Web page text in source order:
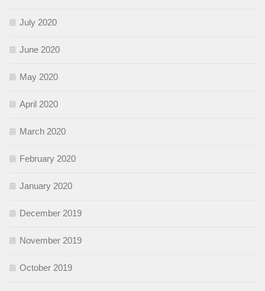
July 2020
June 2020
May 2020
April 2020
March 2020
February 2020
January 2020
December 2019
November 2019
October 2019